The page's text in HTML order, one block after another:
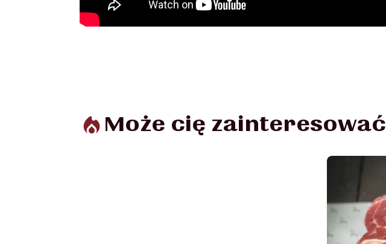
Może cię zainteresować